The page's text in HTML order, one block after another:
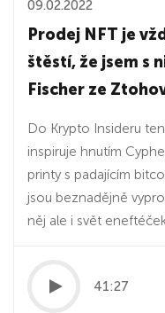
09.02.2022
Prodej NFT je
štěstí, že jsem s
Fischer ze
Do Krypto Insideru
inspiruje hnutím
printy s padajícím
jsou beznadějně
něj ale i svět
41:27